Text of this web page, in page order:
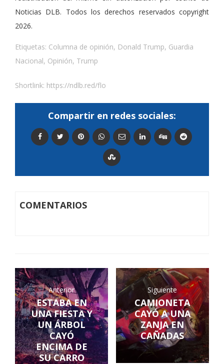
Noticias DLB. Todos los derechos reservados copyright
2026.
Etiquetas: Columna de opinión, Donald Trump, Guardia
Nacional, Opinión, Trump
Shortlink: https://ndlb.red/flo
Compartir en redes sociales:
COMENTARIOS
Anterior
ESTABA EN
UNA FIESTA Y
UN ÁRBOL
CAYÓ
ENCIMA DE
SU CARRO
Siguiente
CAMIONETA
CAYÓ A UNA
ZANJA EN
CAÑADAS